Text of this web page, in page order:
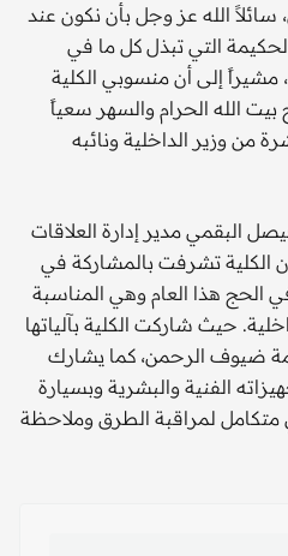
الله عز وجل بأن نكون عند
التي تبذل كل ما في
إلى أن منسوبي الكلية
الله الحرام والسهر سعياً
من وزير الداخلية ونائبه
البقمي مدير إدارة العلاقات
الكلية تشرفت بالمشاركة في
الحج هذا العام وهي المناسبة
حيث شاركت الكلية بآلياتها
ضيوف الرحمن، كما يشارك
الفنية والبشرية وبسيارة
لمراقبة الطرق وملاحظة